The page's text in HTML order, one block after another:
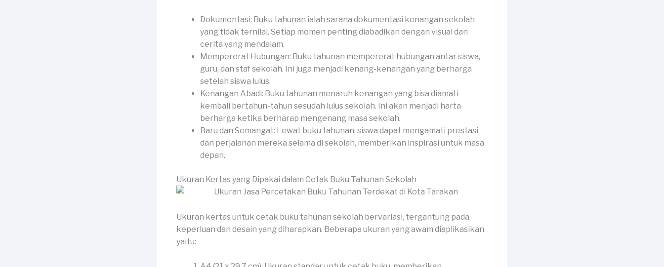
Dokumentasi: Buku tahunan ialah sarana dokumentasi kenangan sekolah
yang tidak ternilai. Setiap momen penting diabadikan dengan visual dan
cerita yang mendalam.
Mempererat Hubungan: Buku tahunan mempererat hubungan antar siswa,
guru, dan staf sekolah. Ini juga menjadi kenang-kenangan yang berharga
setelah siswa lulus.
Kenangan Abadi: Buku tahunan menaruh kenangan yang bisa diamati
kembali bertahun-tahun sesudah lulus sekolah. Ini akan menjadi harta
berharga ketika berharap mengenang masa sekolah.
Baru dan Semangat: Lewat buku tahunan, siswa dapat mengamati prestasi
dan perjalanan mereka selama di sekolah, memberikan inspirasi untuk masa
depan.
Ukuran Kertas yang Dipakai dalam Cetak Buku Tahunan Sekolah
Ukuran kertas untuk cetak buku tahunan sekolah bervariasi, tergantung pada
keperluan dan desain yang diharapkan. Beberapa ukuran yang awam diaplikasikan
yaitu: